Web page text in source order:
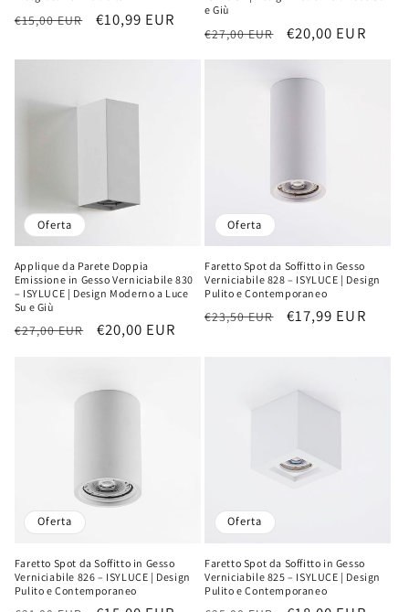
Precio
€15,00 EUR
Precio
oferta
€10,99 EUR
e Giù
Precio
habitual
€27,00 EUR
Precio
de
oferta
€20,00 EUR
Oferta
Applique da Parete Doppia
Emissione in Gesso Verniciabile 830
– ISYLUCE | Design Moderno a Luce
Su e Giù
Precio
€27,00 EUR
Precio
€20,00 EUR
Oferta
Faretto Spot da Soffitto in Gesso
Verniciabile 828 – ISYLUCE | Design
Pulito e Contemporaneo
Precio
€23,50 EUR
Precio
€17,99 EUR
Oferta
Faretto Spot da Soffitto in Gesso
Verniciabile 826 – ISYLUCE | Design
Pulito e Contemporaneo
Oferta
Faretto Spot da Soffitto in Gesso
Verniciabile 825 – ISYLUCE | Design
Pulito e Contemporaneo